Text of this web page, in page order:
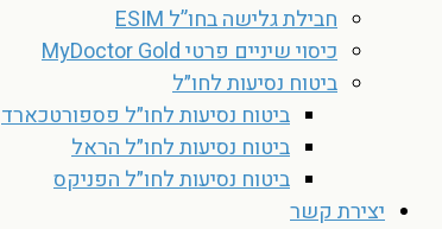
חבילת גלישה בחו”ל ESIM
כיסוי שיניים פרטי MyDoctor Gold
ביטוח נסיעות לחו״ל
ביטוח נסיעות לחו״ל פספורטכארד
ביטוח נסיעות לחו״ל הראל
ביטוח נסיעות לחו״ל הפניקס
יצירת קשר